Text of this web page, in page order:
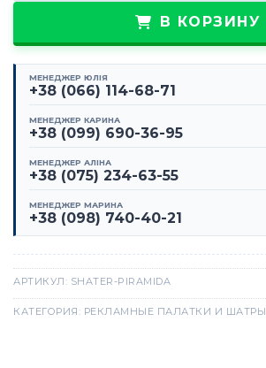
В КОРЗИНУ
МЕНЕДЖЕР ЮЛІЯ
+38 (066) 114-68-71
МЕНЕДЖЕР КАРИНА
+38 (099) 690-36-95
МЕНЕДЖЕР АЛІНА
+38 (075) 234-63-55
МЕНЕДЖЕР МАРИНА
+38 (098) 740-40-21
АРТИКУЛ: SHATER-PIRAMIDA
КАТЕГОРИЯ: РЕКЛАМНЫЕ ПАЛАТКИ И ШАТРЫ